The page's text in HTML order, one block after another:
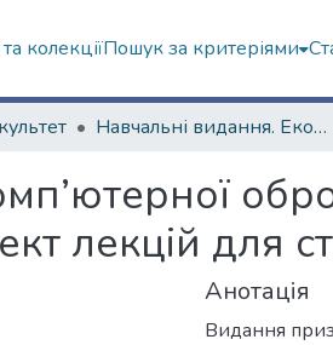
колекціїПошук за критеріями
Навчальні видання. Економічний факультет
лекцій для
Анотація
Видання